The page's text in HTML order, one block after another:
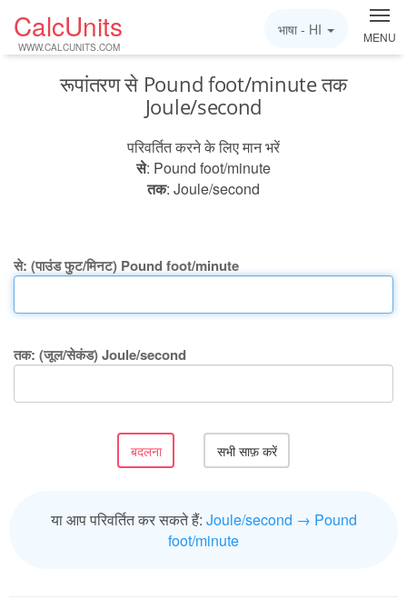
CalcUnits
WWW.CALCUNITS.COM
MENU
भाषा - HI
रूपांतरण से Pound foot/minute तक
Joule/second
परिवर्तित करने के लिए मान भरें
से: Pound foot/minute
तक: Joule/second
से: (पाउंड फुट/मिनट) Pound foot/minute
तक: (जूल/सेकंड) Joule/second
या आप परिवर्तित कर सकते हैं: Joule/second → Pound
foot/minute